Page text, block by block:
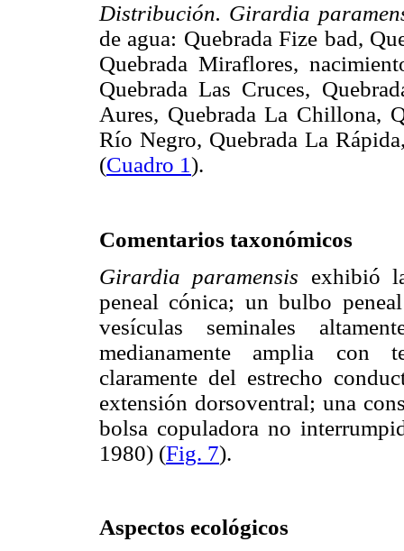
Distribución. Girardia
de agua: Quebrada Fize bad,
Quebrada Miraflores,
Quebrada Las Cruces,
Aures, Quebrada La Chillona,
Río Negro, Quebrada La
(Cuadro 1).
Comentarios taxonómicos
Girardia paramensis exhibió
peneal cónica; un bulbo
vesículas seminales
medianamente amplia con
claramente del estrecho
extensión dorsoventral; una
bolsa copuladora no
1980) (Fig. 7).
Aspectos ecológicos